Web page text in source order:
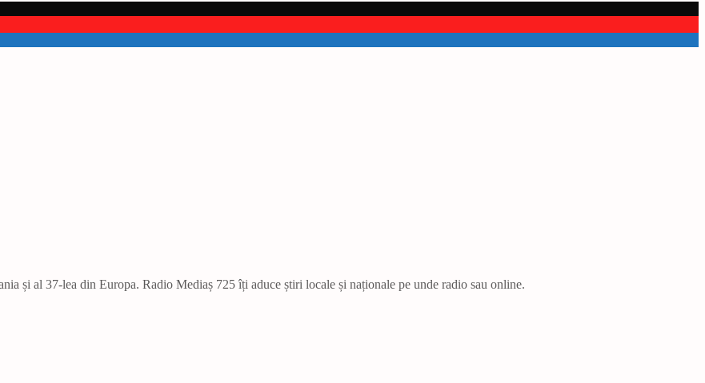
și al 37-lea din Europa. Radio Mediaș 725 îți aduce știri locale și naționale pe unde radio sau online.